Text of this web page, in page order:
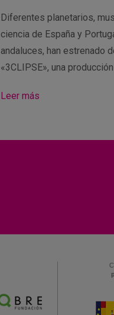
Diferentes planetarios,
ciencia de España y
andaluces, han estrenado
«3CLIPSE», una
Leer más